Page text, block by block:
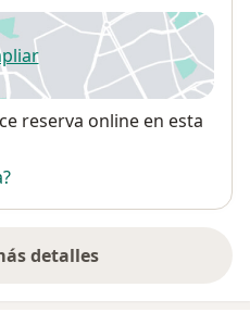
se abre en una nueva
reserva online en esta
detalles
sobre la dirección